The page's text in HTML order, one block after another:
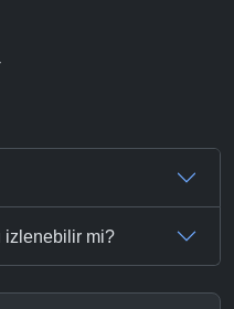
izlenebilir mi?